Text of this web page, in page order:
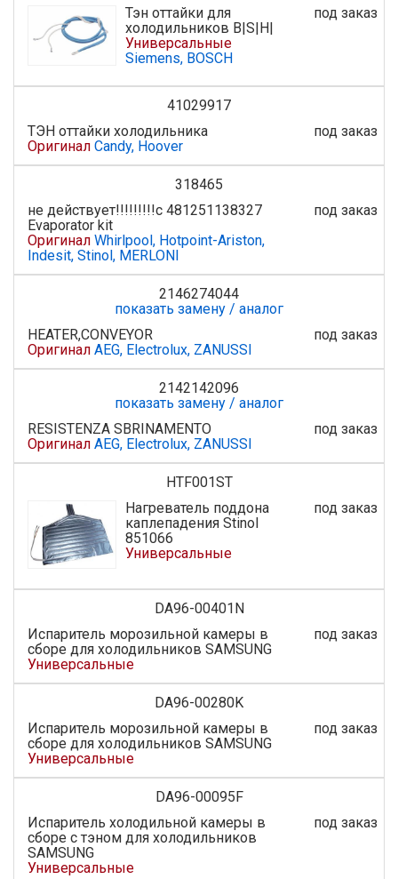
Тэн оттайки для
холодильников B|S|H|
Универсальные
Siemens, BOSCH
под заказ
41029917
ТЭН оттайки холодильника
Оригинал Candy, Hoover
под заказ
318465
не действует!!!!!!!!!с 481251138327
Evaporator kit
Оригинал Whirlpool, Hotpoint-Ariston,
Indesit, Stinol, MERLONI
под заказ
2146274044
показать замену / аналог
HEATER,CONVEYOR
Оригинал AEG, Electrolux, ZANUSSI
под заказ
2142142096
показать замену / аналог
RESISTENZA SBRINAMENTO
Оригинал AEG, Electrolux, ZANUSSI
под заказ
HTF001ST
Нагреватель поддона
каплепадения Stinol
851066
Универсальные
под заказ
DA96-00401N
Испаритель морозильной камеры в
сборе для холодильников SAMSUNG
Универсальные
под заказ
DA96-00280K
Испаритель морозильной камеры в
сборе для холодильников SAMSUNG
Универсальные
под заказ
DA96-00095F
Испаритель холодильной камеры в
сборе с тэном для холодильников
SAMSUNG
Универсальные
под заказ